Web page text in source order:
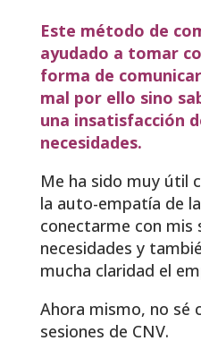
Este método de
ayudado a tomar
forma de
mal por ello sino
una insatisfacción
necesidades.
Me ha sido muy útil
la auto-empatía de
conectarme con mis
necesidades y
mucha claridad el
Ahora mismo, no sé
sesiones de CNV.